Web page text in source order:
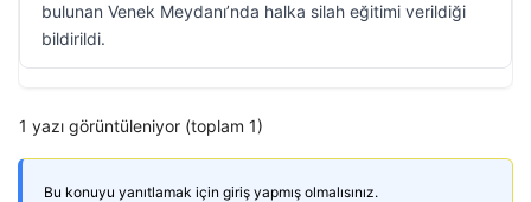
bulunan Venek Meydanı’nda halka silah eğitimi verildiği
bildirildi.
1 yazı görüntüleniyor (toplam 1)
Bu konuyu yanıtlamak için giriş yapmış olmalısınız.